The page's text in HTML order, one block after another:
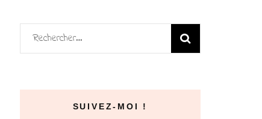
Rechercher :
SUIVEZ-MOI !